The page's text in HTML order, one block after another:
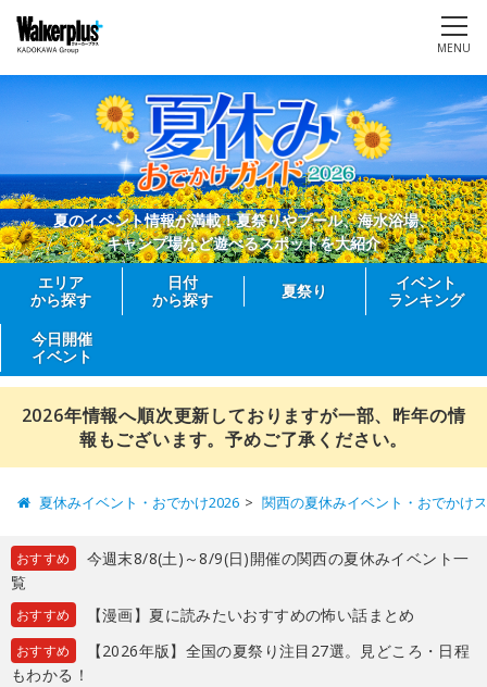
MENU
夏のイベント情報が満載！夏祭りやプール、海水浴場、
キャンプ場など遊べるスポットを大紹介
エリア
から探す
日付
から探す
夏祭り
イベント
ランキング
今日開催
イベント
2026年情報へ順次更新しておりますが一部、昨年の情
報もございます。予めご了承ください。
夏休みイベント・おでかけ2026 関西の夏休みイベント・おでかけ
おすすめ
今週末8/8(土)～8/9(日)開催の関西の夏休みイベント一
覧
おすすめ 【漫画】夏に読みたいおすすめの怖い話まとめ
おすすめ
【2026年版】全国の夏祭り注目27選。見どころ・日程
もわかる！